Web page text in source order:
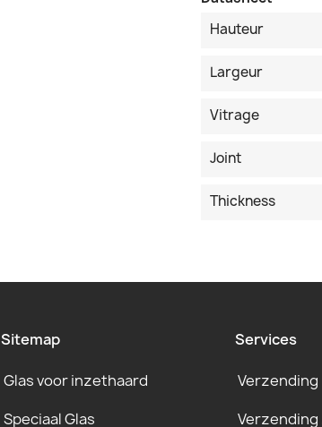
Hauteur
Largeur
Vitrage
Joint
Thickness
Sitemap
Glas voor inzethaard
Speciaal Glas
Services
Verzending